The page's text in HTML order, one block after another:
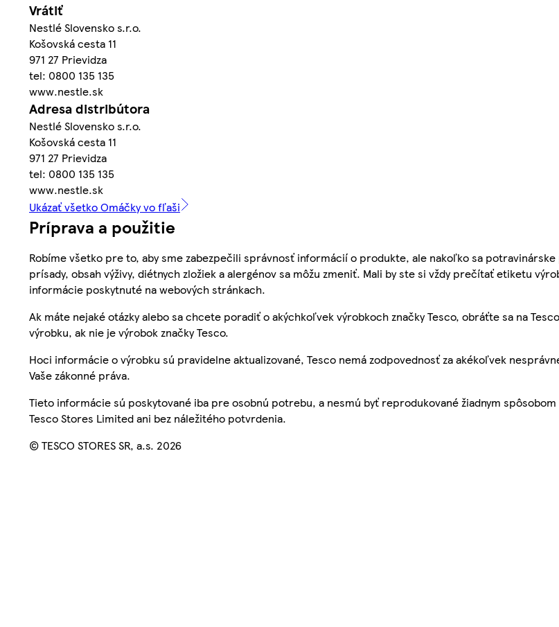
Vrátiť
Nestlé Slovensko s.r.o.
Košovská cesta 11
971 27 Prievidza
tel: 0800 135 135
www.nestle.sk
Adresa distribútora
Nestlé Slovensko s.r.o.
Košovská cesta 11
971 27 Prievidza
tel: 0800 135 135
www.nestle.sk
Ukázať všetko Omáčky vo fľaši
Príprava a použitie
Robíme všetko pre to, aby sme zabezpečili správnosť informácií o produkte, ale nakoľko sa
prísady, obsah výživy, diétnych zložiek a alergénov sa môžu zmeniť. Mali by ste si vždy prečítať etiketu
informácie poskytnuté na webových stránkach.
Ak máte nejaké otázky alebo sa chcete poradiť o akýchkoľvek výrobkoch značky Tesco, obráťte sa na
výrobku, ak nie je výrobok značky Tesco.
Hoci informácie o výrobku sú pravidelne aktualizované, Tesco nemá zodpovednosť za akékoľvek
Vaše zákonné práva.
Tieto informácie sú poskytované iba pre osobnú potrebu, a nesmú byť reprodukované žiadnym
Tesco Stores Limited ani bez náležitého potvrdenia.
© TESCO STORES SR, a.s. 2026